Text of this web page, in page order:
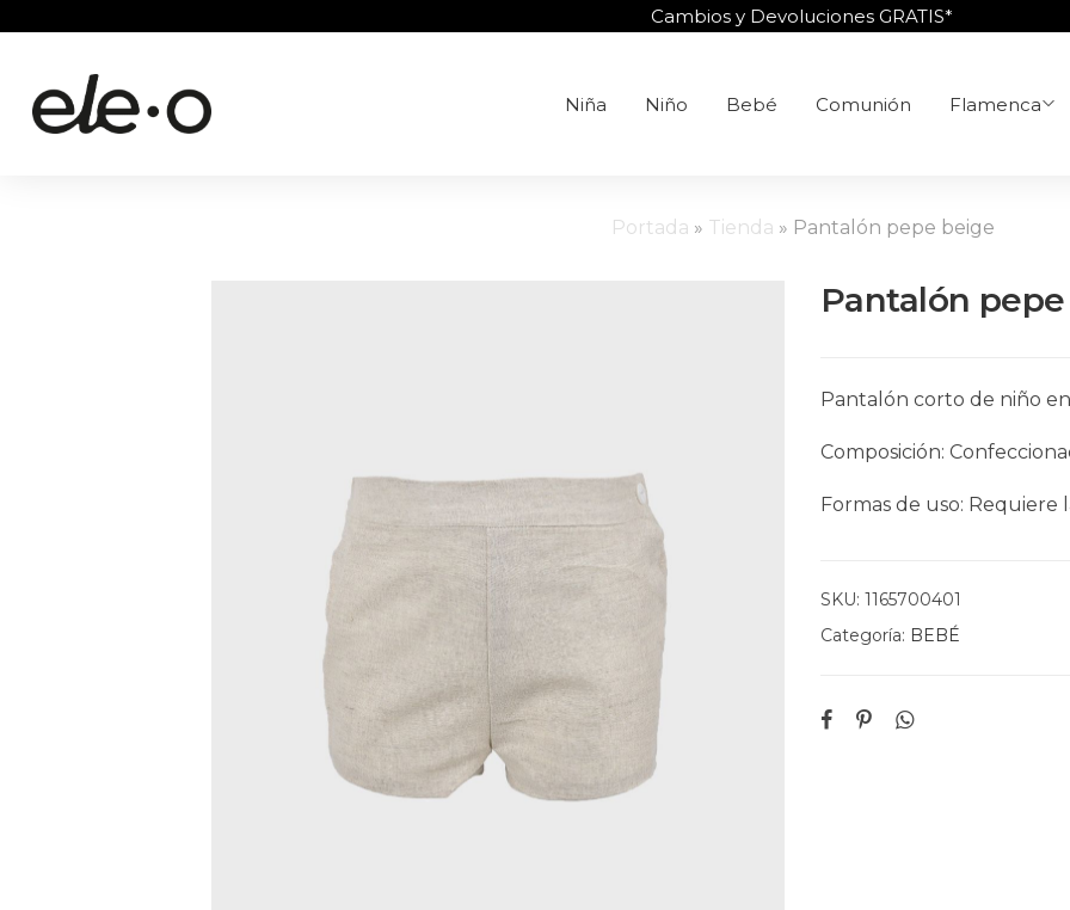
Cambios y Devoluciones GRATIS*
Niña Niño Bebé Comunión Flamenca
Portada » Tienda » Pantalón pepe beige
Pantalón
Pantalón corto de niño
Composición:
Formas de uso: Requiere
SKU: 1165700401
Categoría: BEBÉ